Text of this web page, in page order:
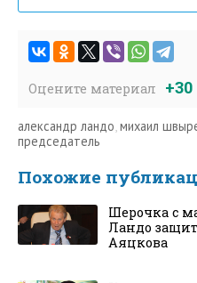
Оцените материал +30
александр ландо михаил
председатель
Похожие
Шерочка с
Ландо
Аяцкова